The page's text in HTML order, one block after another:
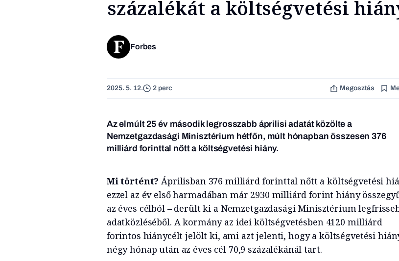
százalékát a költségvetési
Forbes
2025. 5. 12. 2 perc Megosztás
Az elmúlt 25 év második legrosszabb áprilisi adatát közölte a
Nemzetgazdasági Minisztérium hétfőn, múlt hónapban összesen 376
milliárd forinttal nőtt a költségvetési hiány.
Mi történt? Áprilisban 376 milliárd forinttal nőtt a költségvetési
ezzel az év első harmadában már 2930 milliárd forint hiány
az éves célból – derült ki a Nemzetgazdasági Minisztérium
adatközléséből. A kormány az idei költségvetésben 4120 milliárd
forintos hiánycélt jelölt ki, ami azt jelenti, hogy a költségvetési
négy hónap után az éves cél 70,9 százalékánál tart.